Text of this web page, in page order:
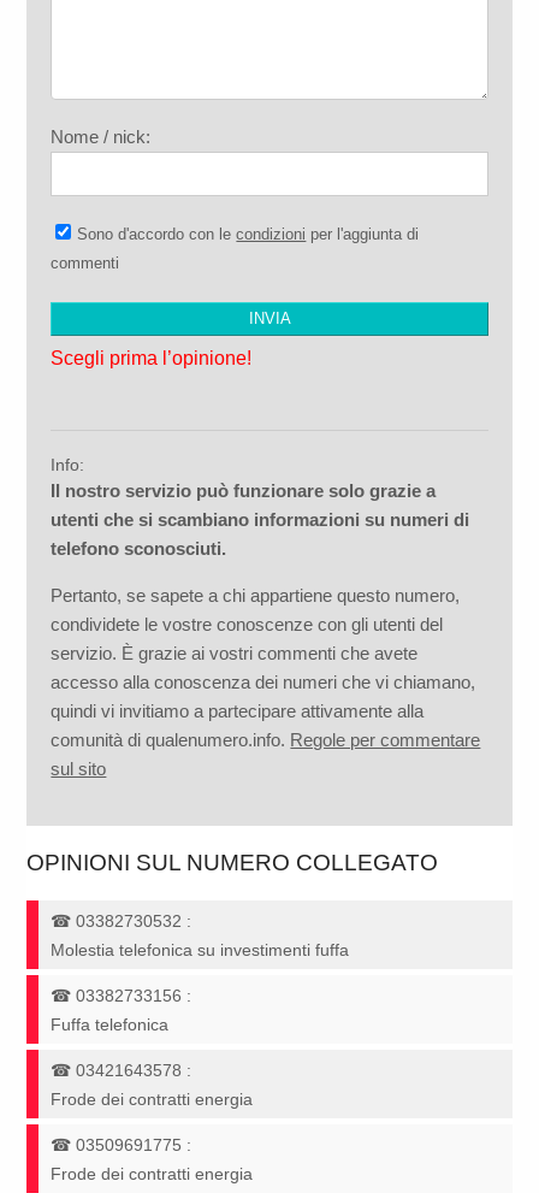
Nome / nick:
Sono d'accordo con lecondizioni per l'aggiunta di
commenti
Scegli prima l’opinione!
Info:
Il nostro servizio può funzionare solo grazie a
utenti che si scambiano informazioni su numeri di
telefono sconosciuti.
Pertanto, se sapete a chi appartiene questo numero,
condividete le vostre conoscenze con gli utenti del
servizio. È grazie ai vostri commenti che avete
accesso alla conoscenza dei numeri che vi chiamano,
quindi vi invitiamo a partecipare attivamente alla
comunità di qualenumero.info. Regole per commentare
sul sito
OPINIONI SUL NUMERO COLLEGATO
☎03382730532 :
Molestia telefonica su investimenti fuffa
☎03382733156 :
Fuffa telefonica
☎03421643578 :
Frode dei contratti energia
☎03509691775 :
Frode dei contratti energia